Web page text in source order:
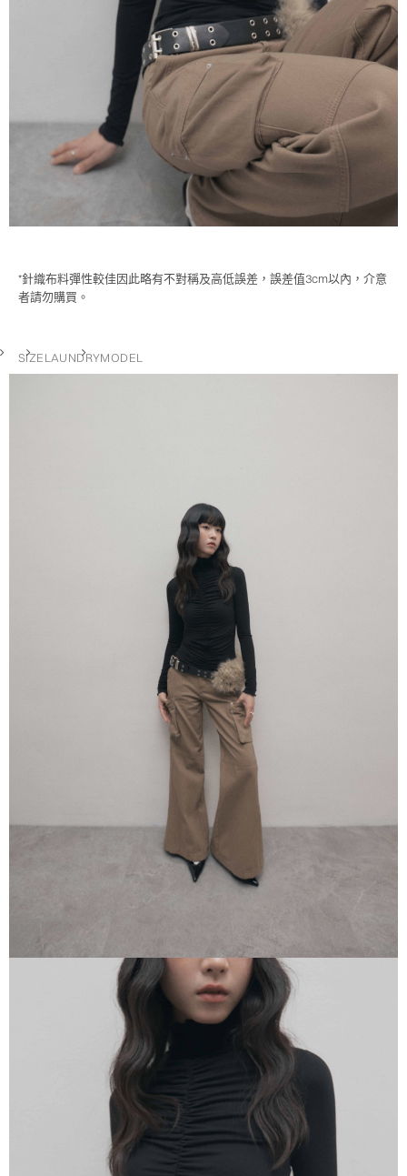
*針織布料彈性較佳因此略有不對稱及高低誤差，誤差值3cm以內，介意
者請勿購買。
SIZELAUNDRYMODEL